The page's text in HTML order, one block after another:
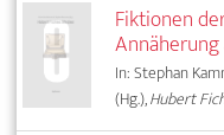
Fiktionen
In: Stephan
(Hg.),Hubert